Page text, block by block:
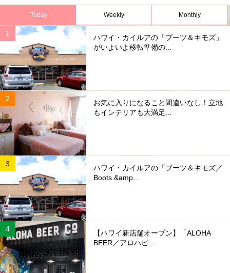
Today Weekly Monthly
ハワイ・カイルアの「ブーツ＆キモズ」
がいよいよ移転準備の...
お気に入りになること間違いなし！立地
もインテリアも大満足...
ハワイ・カイルアの「ブーツ＆キモズ／
Boots &amp...
【ハワイ新店舗オープン】「ALOHA
BEER／アロハビ...